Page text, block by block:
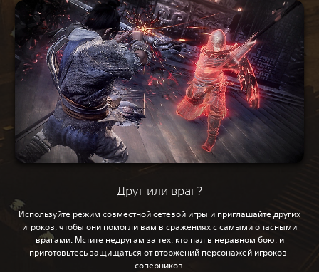
Друг или враг?
Используйте режим совместной сетевой игры и приглашайте других
игроков, чтобы они помогли вам в сражениях с самыми опасными
врагами. Мстите недругам за тех, кто пал в неравном бою, и
приготовьтесь защищаться от вторжений персонажей игроков-
соперников.